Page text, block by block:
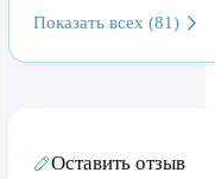
Показать всех (81)
Оставить отзыв